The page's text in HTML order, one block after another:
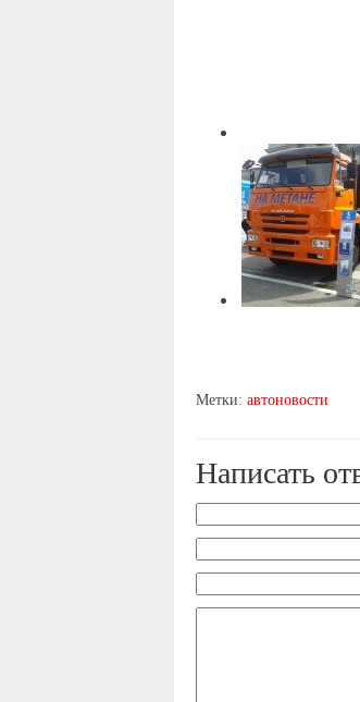
Метки: автоновости
Написать